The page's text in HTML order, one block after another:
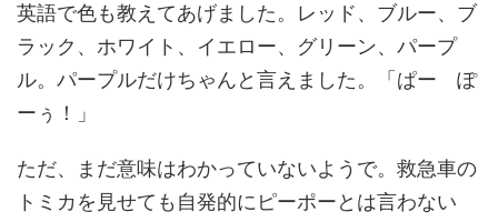
英語で色も教えてあげました。レッド、ブルー、ブ
ラック、ホワイト、イエロー、グリーン、パープ
ル。パープルだけちゃんと言えました。「ぱー ぽ
ーぅ！」
ただ、まだ意味はわかっていないようで。救急車の
トミカを見せても自発的にピーポーとは言わない